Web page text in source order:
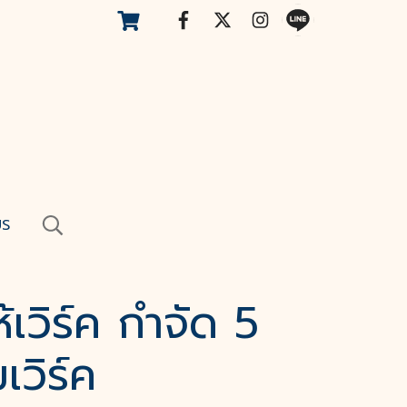
วิร์ค​ กำจัด​ 5​
วิร์ค